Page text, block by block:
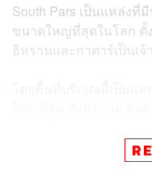
South Pars เป็นแหล่ง
ขนาดใหญ่ที่สุดในโลก ตั้
อิหร่านและกาตาร์เป็นเ
ด้วยความที่เป็นแหล่งก๊